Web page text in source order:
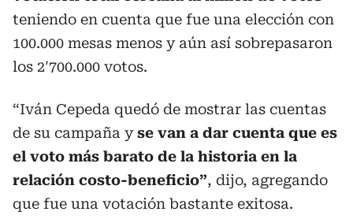
teniendo en cuenta que fue una elección con
100.000 mesas menos y aún así sobrepasaron
los 2′700.000 votos.
“Iván Cepeda quedó de mostrar las cuentas
de su campaña yse van a dar cuenta que es
el voto más barato de la historia en la
relación costo-beneficio”, dijo, agregando
que fue una votación bastante exitosa.